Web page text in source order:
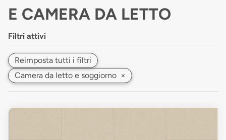
E CAMERA DA LETTO
Filtri attivi
Reimposta tutti i filtri
Camera da letto e soggiorno ×